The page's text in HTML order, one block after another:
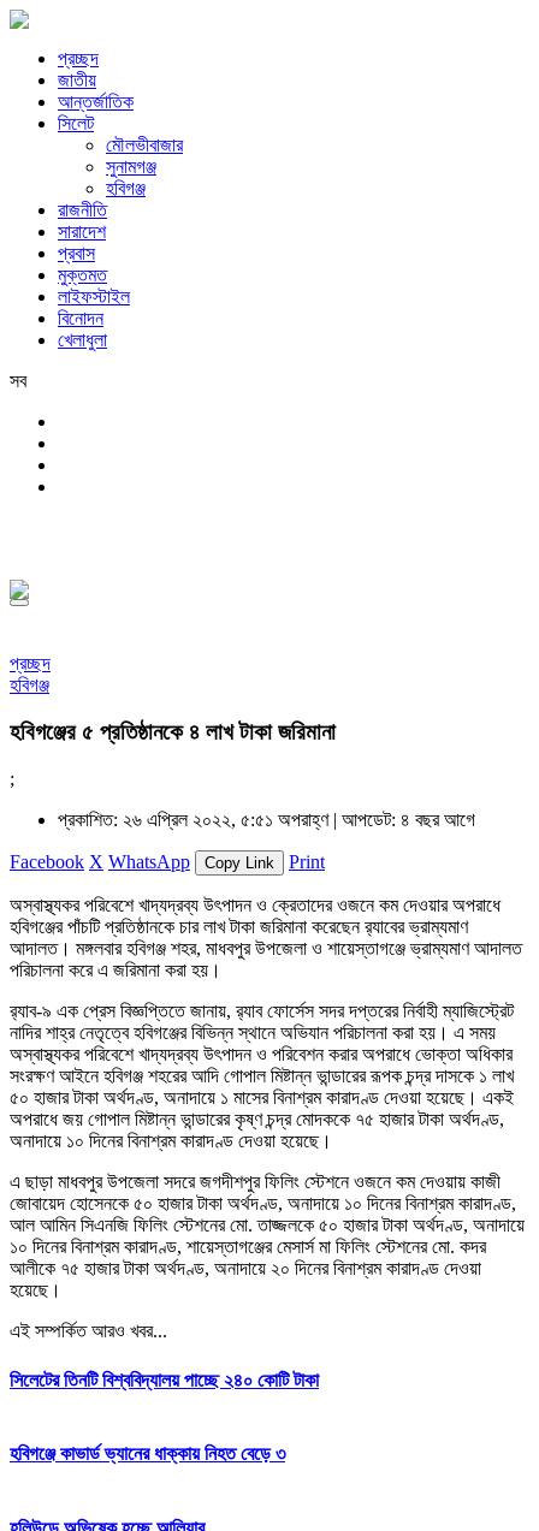
প্রচ্ছদ
জাতীয়
আন্তর্জাতিক
সিলেট
মৌলভীবাজার
সুনামগঞ্জ
হবিগঞ্জ
রাজনীতি
সারাদেশ
প্রবাস
মুক্তমত
লাইফস্টাইল
বিনোদন
খেলাধুলা
সব
প্রচ্ছদ
হবিগঞ্জ
হবিগঞ্জের ৫ প্রতিষ্ঠানকে ৪ লাখ টাকা জরিমানা
;
প্রকাশিত: ২৬ এপ্রিল ২০২২, ৫:৫১ অপরাহ্ণ | আপডেট: ৪ বছর আগে
Facebook X WhatsApp Copy Link Print
অস্বাস্থ্যকর পরিবেশে খাদ্যদ্রব্য উৎপাদন ও ক্রেতাদের ওজনে কম দেওয়ার অপরাধে
হবিগঞ্জের পাঁচটি প্রতিষ্ঠানকে চার লাখ টাকা জরিমানা করেছেন র‌্যাবের ভ্রাম্যমাণ
আদালত। মঙ্গলবার হবিগঞ্জ শহর, মাধবপুর উপজেলা ও শায়েস্তাগঞ্জে ভ্রাম্যমাণ আদালত
পরিচালনা করে এ জরিমানা করা হয়।
র‌্যাব-৯ এক প্রেস বিজ্ঞপ্তিতে জানায়, র‌্যাব ফোর্সেস সদর দপ্তরের নির্বাহী ম্যাজিস্ট্রেট
নাদির শাহ্‌র নেতৃত্বে হবিগঞ্জের বিভিন্ন স্থানে অভিযান পরিচালনা করা হয়। এ সময়
অস্বাস্থ্যকর পরিবেশে খাদ্যদ্রব্য উৎপাদন ও পরিবেশন করার অপরাধে ভোক্তা অধিকার
সংরক্ষণ আইনে হবিগঞ্জ শহরের আদি গোপাল মিষ্টান্ন ভান্ডারের রূপক চন্দ্র দাসকে ১ লাখ
৫০ হাজার টাকা অর্থদণ্ড, অনাদায়ে ১ মাসের বিনাশ্রম কারাদণ্ড দেওয়া হয়েছে। একই
অপরাধে জয় গোপাল মিষ্টান্ন ভান্ডারের কৃষ্ণ চন্দ্র মোদককে ৭৫ হাজার টাকা অর্থদণ্ড,
অনাদায়ে ১০ দিনের বিনাশ্রম কারাদণ্ড দেওয়া হয়েছে।
এ ছাড়া মাধবপুর উপজেলা সদরে জগদীশপুর ফিলিং স্টেশনে ওজনে কম দেওয়ায় কাজী
জোবায়েদ হোসেনকে ৫০ হাজার টাকা অর্থদণ্ড, অনাদায়ে ১০ দিনের বিনাশ্রম কারাদণ্ড,
আল আমিন সিএনজি ফিলিং স্টেশনের মো. তাজ্জলকে ৫০ হাজার টাকা অর্থদণ্ড, অনাদায়ে
১০ দিনের বিনাশ্রম কারাদণ্ড, শায়েস্তাগঞ্জের মেসার্স মা ফিলিং স্টেশনের মো. কদর
আলীকে ৭৫ হাজার টাকা অর্থদণ্ড, অনাদায়ে ২০ দিনের বিনাশ্রম কারাদণ্ড দেওয়া
হয়েছে।
এই সম্পর্কিত আরও খবর...
সিলেটের তিনটি বিশ্ববিদ্যালয় পাচ্ছে ২৪০ কোটি টাকা
হবিগঞ্জে কাভার্ড ভ্যানের ধাক্কায় নিহত বেড়ে ৩